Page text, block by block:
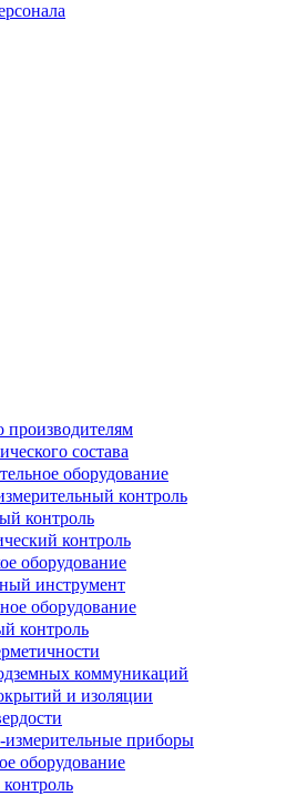
производителям
состава
оборудование
контроль
контроль
контроль
оборудование
инструмент
оборудование
контроль
коммуникаций
и изоляции
измерительные приборы
оборудование